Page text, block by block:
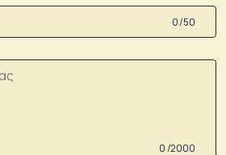
0 /50
0 /2000